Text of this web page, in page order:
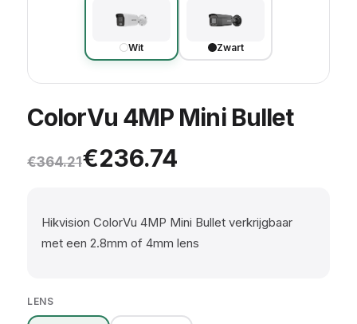
Wit Zwart
ColorVu 4MP Mini Bullet
€364.21
Oorspronkelijke prijs was:
€236.74
Huidige prijs is: €236.74.
Hikvision ColorVu 4MP Mini Bullet verkrijgbaar
met een 2.8mm of 4mm lens
LENS